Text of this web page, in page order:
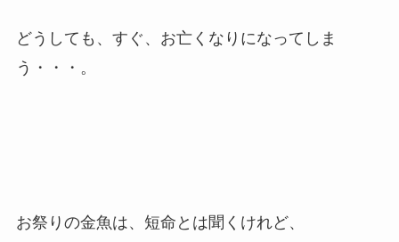
どうしても、すぐ、お亡くなりになってしま
う・・・。
お祭りの金魚は、短命とは聞くけれど、